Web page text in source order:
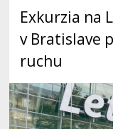
Exkurzia na
v Bratislave
ruchu